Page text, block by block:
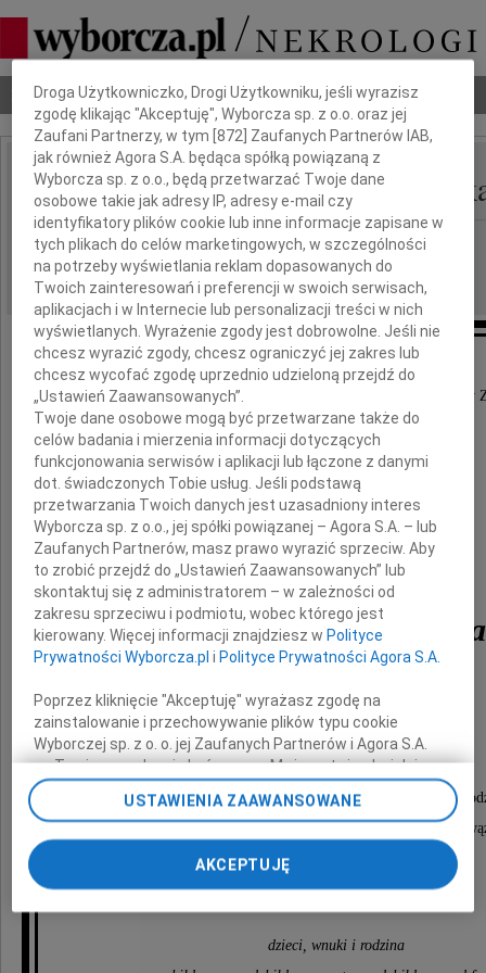
Nekrologi Odeszli Poradnik pogrzebowy
IMIĘ I NAZWISKO: Grażyna Zofia
REGION: Warszawa, cała Polska
DATA EMISJI: 28.06.2023
Dnia 15 września 2020 r. w Sussex, stan New Jersey, Stany
zmarła w wieku 90 lat
Grażyna Zofia
Kamińska McNamara
z d. Szmurło
ur. w Warszawie
Pożegnanie odbędzie się dnia 30 czerwca 2023 r., o
w Warszawie w Kościele Karola Boromeusza na
O czym zawiadamiają
dzieci, wnuki i rodzina
Dbamy o Twoją prywatność
Droga Użytkowniczko, Drogi Użytkowniku, jeśli wyrazisz
zgodę klikając "Akceptuję", Wyborcza sp. z o.o. oraz jej
Zaufani Partnerzy, w tym [872 ] Zaufanych Partnerów IAB,
jak również Agora S.A. będąca spółką powiązaną z
Wyborcza sp. z o.o., będą przetwarzać Twoje dane
osobowe takie jak adresy IP, adresy e-mail czy
identyfikatory plików cookie lub inne informacje zapisane w
tych plikach do celów marketingowych, w szczególności
na potrzeby wyświetlania reklam dopasowanych do
Twoich zainteresowań i preferencji w swoich serwisach,
aplikacjach i w Internecie lub personalizacji treści w nich
wyświetlanych. Wyrażenie zgody jest dobrowolne. Jeśli nie
chcesz wyrazić zgody, chcesz ograniczyć jej zakres lub
chcesz wycofać zgodę uprzednio udzieloną przejdź do
„Ustawień Zaawansowanych”.
Twoje dane osobowe mogą być przetwarzane także do
celów badania i mierzenia informacji dotyczących
funkcjonowania serwisów i aplikacji lub łączone z danymi
dot. świadczonych Tobie usług. Jeśli podstawą
przetwarzania Twoich danych jest uzasadniony interes
Wyborcza sp. z o.o., jej spółki powiązanej – Agora S.A. – lub
Zaufanych Partnerów, masz prawo wyrazić sprzeciw. Aby
to zrobić przejdź do „Ustawień Zaawansowanych” lub
skontaktuj się z administratorem – w zależności od
zakresu sprzeciwu i podmiotu, wobec którego jest
kierowany. Więcej informacji znajdziesz w Polityce
Prywatności Wyborcza.pl i Polityce Prywatności Agora S.A.
Poprzez kliknięcie "Akceptuję" wyrażasz zgodę na
zainstalowanie i przechowywanie plików typu cookie
Wyborczej sp. z o. o. jej Zaufanych Partnerów i Agora S.A.
na Twoim urządzeniu końcowym. Możesz też w każdej
chwili zmienić swoje preferencje dot. plików cookie,
ponownie wywołując narzędzie do zarządzania Twoimi
odnośnik „Ustawienia prywatności” w stopce serwisu i
przechodząc do sekcji „Ustawienia zaawansowane”.
Zmiana ustawień plików cookie możliwa jest także za
pomocą ustawień przeglądarki.
USTAWIENIA ZAAWANSOWANE
AKCEPTUJĘ